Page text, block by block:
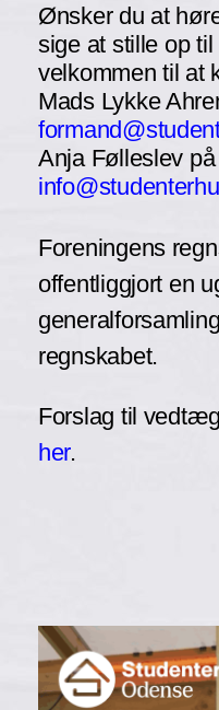
Ønsker du at
sige at stille op
velkommen til at
Mads Lykke
Anja Følleslev på
Foreningens
offentliggjort en
regnskabet.
Forslag til
her.